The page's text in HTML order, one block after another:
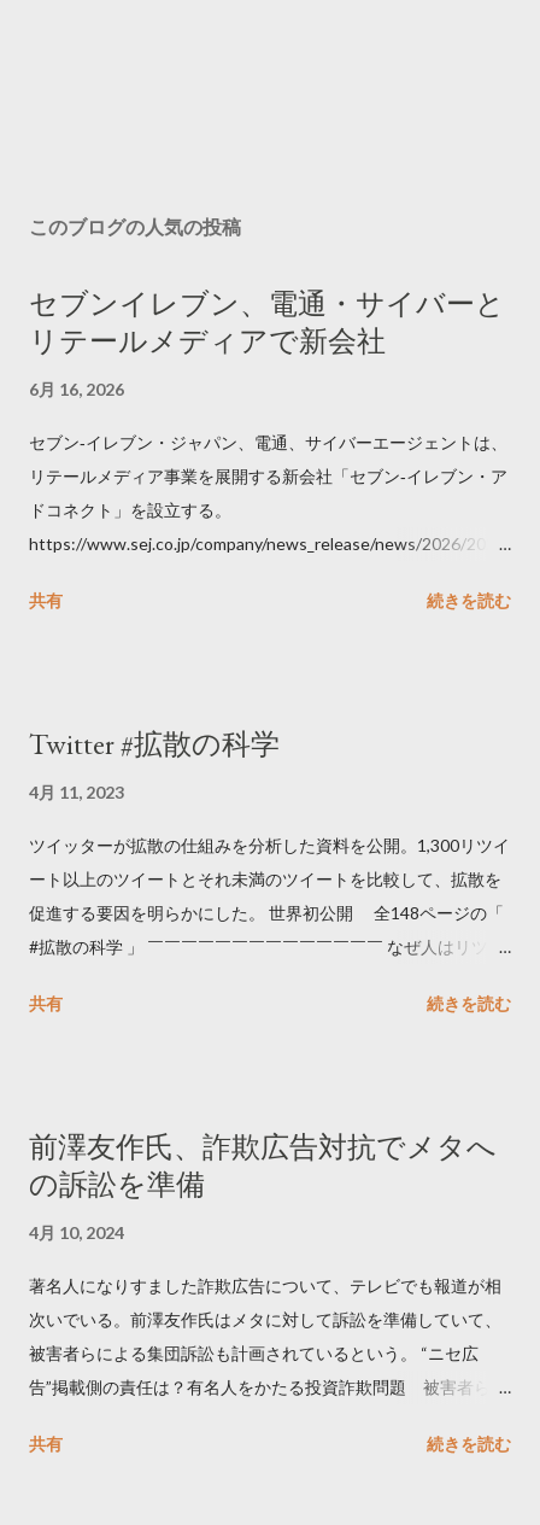
このブログの人気の投稿
セブンイレブン、電通・サイバーと
リテールメディアで新会社
6月 16, 2026
セブン‐イレブン・ジャパン、電通、サイバーエージェントは、
リテールメディア事業を展開する新会社「セブン‐イレブン・ア
ドコネクト」を設立する。
https://www.sej.co.jp/company/news_release/news/2026/2026
共有
続きを読む
Twitter #拡散の科学
4月 11, 2023
ツイッターが拡散の仕組みを分析した資料を公開。1,300リツイ
ート以上のツイートとそれ未満のツイートを比較して、拡散を
促進する要因を明らかにした。 世界初公開 全148ページの「
#拡散の科学 」 ￣￣￣￣￣￣￣￣￣￣￣￣￣￣ なぜ人はリツイ
学しました。 ー バズの目安は1300リツイート ー 人は16の熱量
トするのか？ https://marketing.twitter.com/ja/insights/kakusan
共有 続きを読む
前澤友作氏、詐欺広告対抗でメタへ
の訴訟を準備
4月 10, 2024
著名人になりすました詐欺広告について、テレビでも報道が相
次いでいる。前澤友作氏はメタに対して訴訟を準備していて、
被害者らによる集団訴訟も計画されているという。 “ニセ広
告”掲載側の責任は？有名人をかたる投資詐欺問題 被害者らが
https://newsdig.tbs.co.jp/articles/-/1091835 なぜなくならな
共有 続きを読む